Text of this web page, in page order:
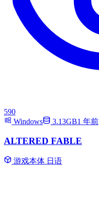
590
Windows
3.13GB1 年前
ALTERED FABLE
游戏本体 日语